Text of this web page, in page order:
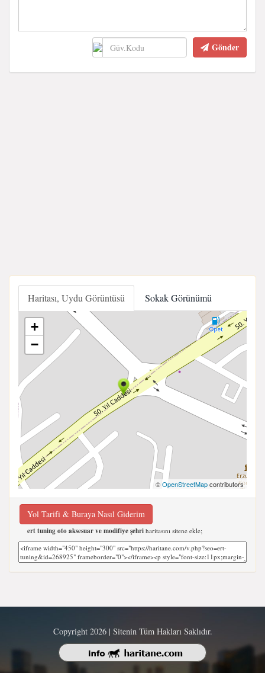
Gönder
Haritası, Uydu Görüntüsü Sokak Görünümü
+
−
©OpenStreetMapcontributors
Yol Tarifi & Buraya Nasıl Giderim
ert tuning oto aksesuar ve modifiye şehri haritasını sitene ekle;
Copyright 2026 | Sitenin Tüm Hakları Saklıdır.